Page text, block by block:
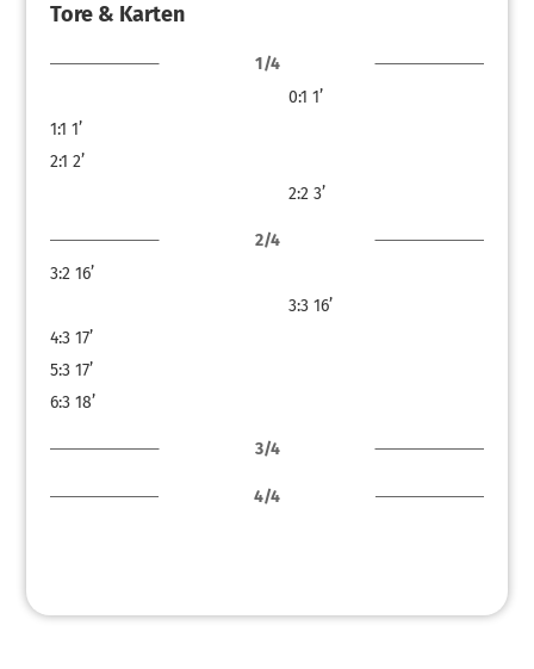
Tore & Karten
1/4
0:1 1’
1:1 1’
2:1 2’
2:2 3’
2/4
3:2 16’
3:3 16’
4:3 17’
5:3 17’
6:3 18’
3/4
4/4